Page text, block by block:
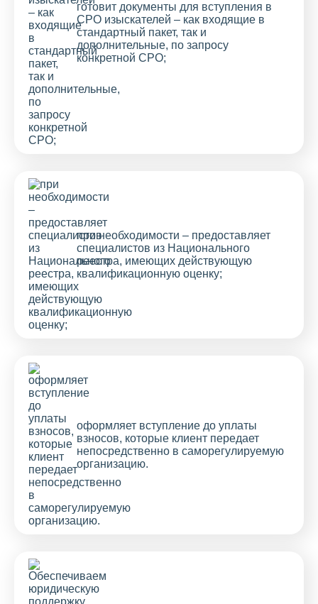
готовит документы для вступления в
СРО изыскателей – как входящие в
стандартный пакет, так и
дополнительные, по запросу
конкретной СРО;
при необходимости – предоставляет
специалистов из Национального
реестра, имеющих действующую
квалификационную оценку;
оформляет вступление до уплаты
взносов, которые клиент передает
непосредственно в саморегулируемую
организацию.